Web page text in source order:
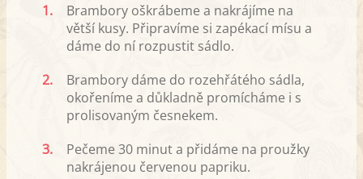
1.
Brambory oškrábeme a nakrájíme na
větší kusy. Připravíme si zapékací mísu a
dáme do ní rozpustit sádlo.
2.
Brambory dáme do rozehřátého sádla,
okořeníme a důkladně promícháme i s
prolisovaným česnekem.
3.
Pečeme 30 minut a přidáme na proužky
nakrájenou červenou papriku.